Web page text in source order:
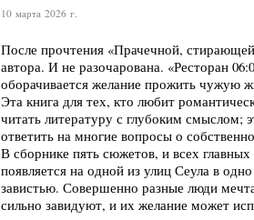
10 марта 2026 г.
После прочтения «Прачечной, стирающей
автора. И не разочарована. «Ресторан
оборачивается желание прожить чужую
Эта книга для тех, кто любит
читать литературу с глубоким смыслом;
ответить на многие вопросы о
В сборнике пять сюжетов, и всех
появляется на одной из улиц Сеула в
завистью. Совершенно разные люди
сильно завидуют, и их желание может